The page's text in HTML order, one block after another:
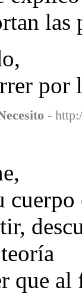
las
por
-
cuerpo
que al